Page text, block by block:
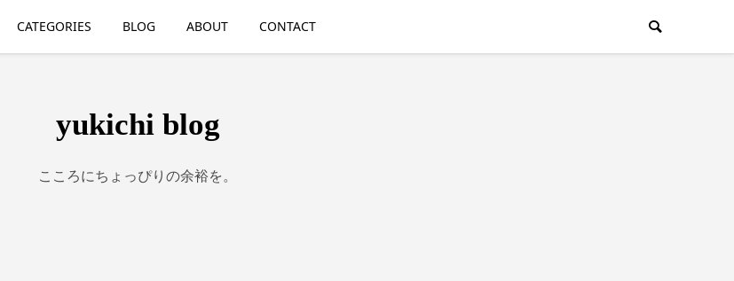
CATEGORIES BLOG ABOUT CONTACT
yukichi blog
こころにちょっぴりの余裕を。